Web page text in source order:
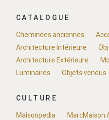
CATALOGUE
Cheminées anciennes
Architecture Intérieure
Architecture Extérieure
Luminaires
Objets vendus
CULTURE
Maisonpedia